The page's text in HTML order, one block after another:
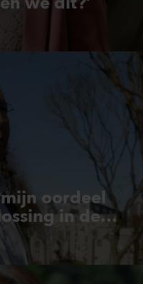
we dit?’
oordeel
in de